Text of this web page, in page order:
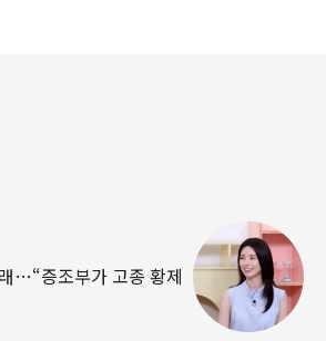
…“증조부가 고종 황제